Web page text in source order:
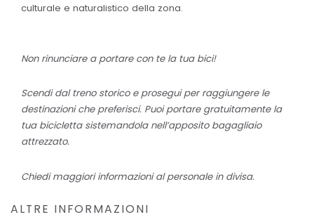
culturale e naturalistico della zona.
Non rinunciare a portare con te la tua bici!
Scendi dal treno storico e prosegui per raggiungere le
destinazioni che preferisci. Puoi portare gratuitamente la
tua bicicletta sistemandola nell’apposito bagagliaio
attrezzato.
Chiedi maggiori informazioni al personale in divisa.
ALTRE INFORMAZIONI